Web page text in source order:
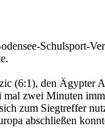
Schulsport-
(6:1), den
zwei Minuten
zum Siegtreffer
abschließen